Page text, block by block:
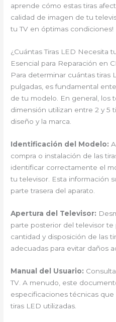
aprende cómo estas tiras
calidad de imagen de tu
tu TV en óptimas condiciones!
¿Cuántas Tiras LED Necesita
Esencial para Reparación en
Para determinar cuántas tiras
pulgadas, es fundamental
de tu modelo. En general, los
dimensión utilizan entre 2 y 5
diseño y la marca.
Identificación del Modelo:
compra o instalación de las
identificar correctamente el
tu televisor. Esta información
parte trasera del aparato.
Apertura del Televisor:
parte posterior del televisor
cantidad y disposición de las
adecuadas para evitar daños
Manual del Usuario:
TV. A menudo, este
especificaciones técnicas
tiras LED utilizadas.